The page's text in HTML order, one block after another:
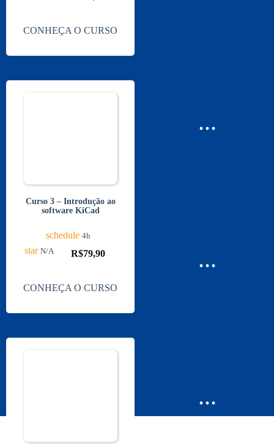
CONHEÇA O CURSO
Curso 3 – Introdução ao
software KiCad
schedule 4h
star N/A R$79,90
CONHEÇA O CURSO
...
...
...